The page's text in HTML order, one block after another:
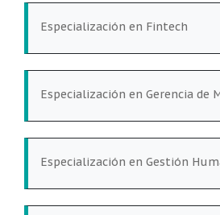
Especialización en Fintech
Especialización en Gerencia de
Especialización en Gestión